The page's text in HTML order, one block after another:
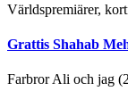
Världspremiärer,
Grattis Shahab
Farbror Ali och jag